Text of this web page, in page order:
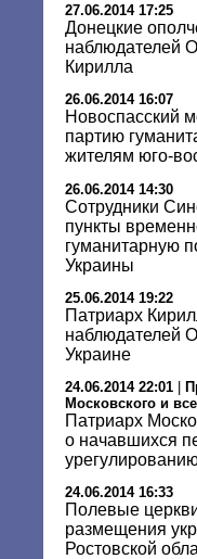
27.06.2014 17:25
Донецкие
наблюдателей
Кирилла
26.06.2014 16:07
Новоспасский
партию
жителям юго-
26.06.2014 14:30
Сотрудники
пункты
гуманитарную
Украины
25.06.2014 19:22
Патриарх
наблюдателей
Украине
24.06.2014 22:01
Московского и
Патриарх
о начавшихся
24.06.2014 16:33
Полевые
размещения
Ростовской